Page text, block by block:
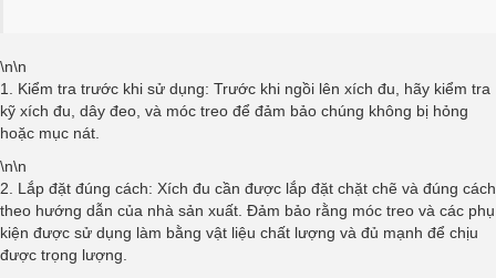
\n\n
1. Kiểm tra trước khi sử dụng: Trước khi ngồi lên xích đu, hãy kiểm tra
kỹ xích đu, dây đeo, và móc treo để đảm bảo chúng không bị hỏng
hoặc mục nát.
\n\n
2. Lắp đặt đúng cách: Xích đu cần được lắp đặt chặt chẽ và đúng cách
theo hướng dẫn của nhà sản xuất. Đảm bảo rằng móc treo và các phụ
kiện được sử dụng làm bằng vật liệu chất lượng và đủ mạnh để chịu
được trọng lượng.